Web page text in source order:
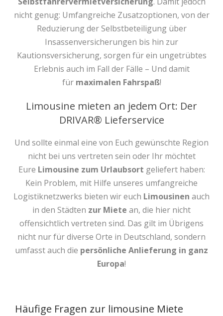
nicht genug: Umfangreiche Zusatzoptionen, von der
Reduzierung der Selbstbeteiligung über
Insassenversicherungen bis hin zur
Kautionsversicherung, sorgen für ein ungetrübtes
Erlebnis auch im Fall der Fälle – Und damit
für maximalen Fahrspaß!
Limousine mieten an jedem Ort: Der
DRIVAR® Lieferservice
Und sollte einmal eine von Euch gewünschte Region
nicht bei uns vertreten sein oder Ihr möchtet
Eure Limousine zum Urlaubsort geliefert haben:
Kein Problem, mit Hilfe unseres umfangreiche
Logistiknetzwerks bieten wir euch Limousinen auch
in den Städten zur Miete an, die hier nicht
offensichtlich vertreten sind. Das gilt im Übrigens
nicht nur für diverse Orte in Deutschland, sondern
umfasst auch die persönliche Anlieferung in ganz
Europa!
Häufige Fragen zur limousine Miete